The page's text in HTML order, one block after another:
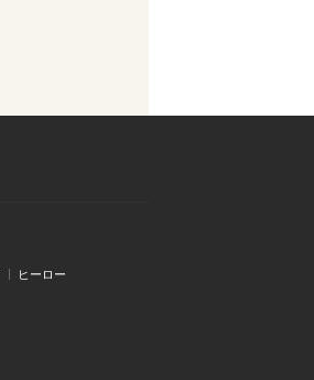
ヒーロー